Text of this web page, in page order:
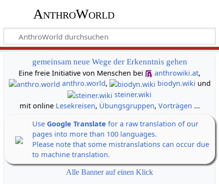
AnthroWorld
gemeinsam neue Wege der Erkenntnis gehen
Eine freie Initiative von Menschen bei
anthrowiki.at,
anthro.world, biodyn.wiki und
steiner.wiki
mit online Lesekreisen, Übungsgruppen, Vorträgen ...
Use Google Translate for a raw translation of our
pages into more than 100 languages.
Please note that some mistranslations can occur due
to machine translation.
Alle Banner auf einen Klick